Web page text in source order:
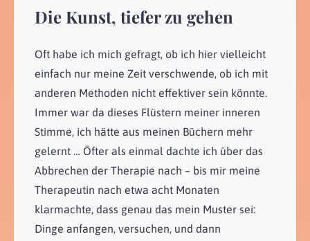
Die Kunst, tiefer zu gehen
Oft habe ich mich gefragt, ob ich hier vielleicht
einfach nur meine Zeit verschwende, ob ich mit
anderen Methoden nicht effektiver sein könnte.
Immer war da dieses Flüstern meiner inneren
Stimme, ich hätte aus meinen Büchern mehr
gelernt … Öfter als einmal dachte ich über das
Abbrechen der Therapie nach – bis mir meine
Therapeutin nach etwa acht Monaten
klarmachte, dass genau das mein Muster sei:
Dinge anfangen, versuchen, und dann